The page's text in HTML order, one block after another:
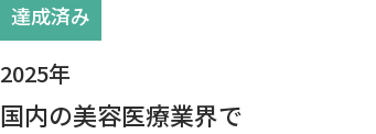
達成済み
2025年
国内の美容医療業界で